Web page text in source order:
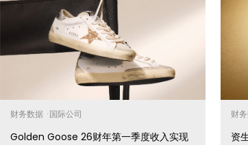
财务数据 ·国际公司
Golden Goose 26财年第一季度收入实现
财
资